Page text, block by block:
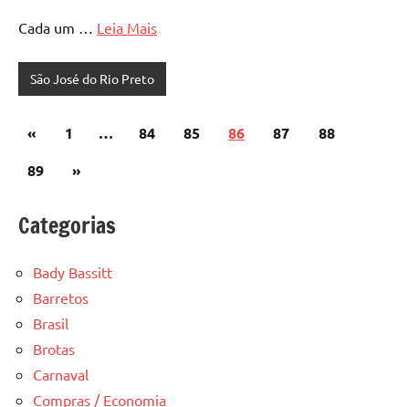
Cada um … Leia Mais
São José do Rio Preto
Paginação
de
«Post1 … 84 85 86 87
88
89
Post
»
Categorias
Bady Bassitt
Barretos
Brasil
Brotas
Carnaval
Compras / Economia